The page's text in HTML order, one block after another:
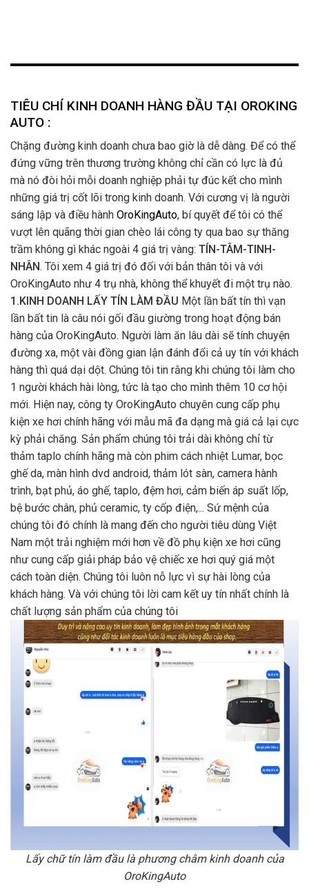
TIÊU CHÍ KINH DOANH HÀNG ĐẦU TẠI OROKING
AUTO :
Chặng đường kinh doanh chưa bao giờ là dễ dàng. Để có thể
đứng vững trên thương trường không chỉ cần có lực là đủ
mà nó đòi hỏi mỗi doanh nghiệp phải tự đúc kết cho mình
những giá trị cốt lõi trong kinh doanh. Với cương vị là người
sáng lập và điều hành OroKingAuto, bí quyết để tôi có thể
vượt lên quãng thời gian chèo lái công ty qua bao sự thăng
trầm không gì khác ngoài 4 giá trị vàng: TÍN-TÂM-TINH-
NHÂN. Tôi xem 4 giá trị đó đối với bản thân tôi và với
OroKingAuto như 4 trụ nhà, không thể khuyết đi một trụ nào.
1.KINH DOANH LẤY TÍN LÀM ĐẦU Một lần bất tín thì vạn
lần bất tin là câu nói gối đầu giường trong hoạt động bán
hàng của OroKingAuto. Người làm ăn lâu dài sẽ tính chuyện
đường xa, một vài đồng gian lận đánh đổi cả uy tín với khách
hàng thì quá dại dột. Chúng tôi tin rằng khi chúng tôi làm cho
1 người khách hài lòng, tức là tạo cho mình thêm 10 cơ hội
mới. Hiện nay, công ty OroKingAuto chuyên cung cấp phụ
kiện xe hơi chính hãng với mẫu mã đa dạng mà giá cả lại cực
kỳ phải chăng. Sản phẩm chúng tôi trải dài không chỉ từ
thảm taplo chính hãng mà còn phim cách nhiệt Lumar, bọc
ghế da, màn hình dvd android, thảm lót sàn, camera hành
trình, bạt phủ, áo ghế, taplo, đệm hơi, cảm biến áp suất lốp,
bệ bước chân, phủ ceramic, ty cốp điện,... Sứ mệnh của
chúng tôi đó chính là mang đến cho người tiêu dùng Việt
Nam một trải nghiệm mới hơn về đồ phụ kiện xe hơi cũng
như cung cấp giải pháp bảo vệ chiếc xe hơi quý giá một
cách toàn diện. Chúng tôi luôn nỗ lực vì sự hài lòng của
khách hàng. Và với chúng tôi lời cam kết uy tín nhất chính là
chất lượng sản phẩm của chúng tôi
Lấy chữ tín làm đầu là phương châm kinh doanh của
OroKingAuto